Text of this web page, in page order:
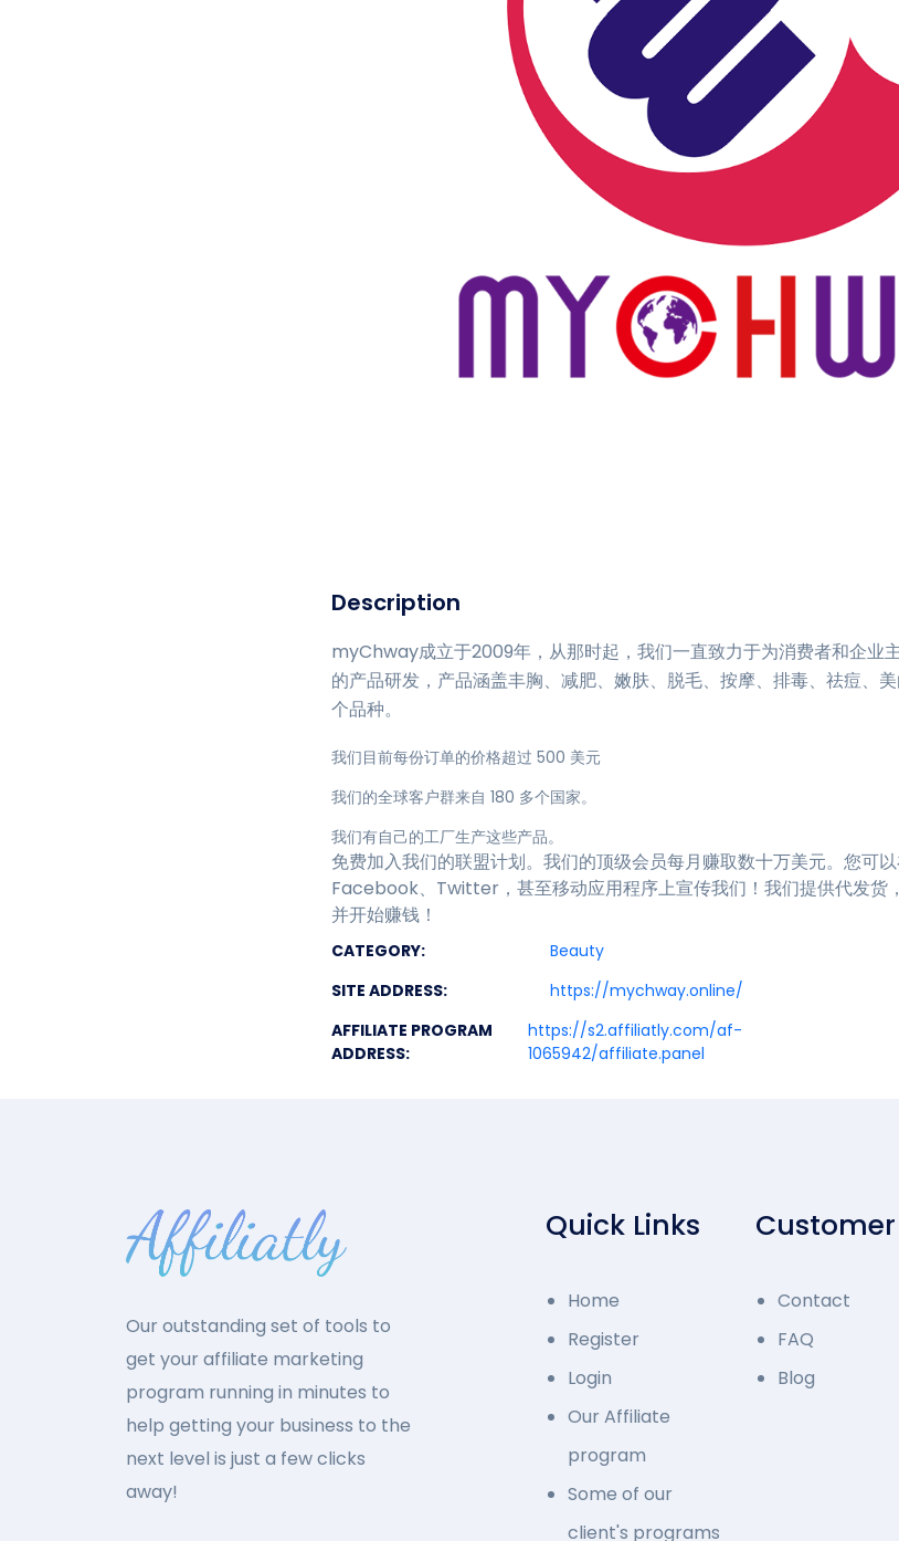
Description
myChway成立于2009年，从那时起，我们一直致力于为消费者和企业
的产品研发，产品涵盖丰胸、减肥、嫩肤、脱毛、按摩、排毒、祛痘、
个品种。
我们目前每份订单的价格超过 500 美元
我们的全球客户群来自 180 多个国家。
我们有自己的工厂生产这些产品。
免费加入我们的联盟计划。我们的顶级会员每月赚取数十万美元。您可以
Facebook、Twitter，甚至移动应用程序上宣传我们！我们提供代发货
并开始赚钱！
CATEGORY:
Beauty
SITE ADDRESS:
https://mychway.online/
AFFILIATE PROGRAM
ADDRESS:
https://s2.affiliatly.com/af-
1065942/affiliate.panel
Our outstanding set of tools to
get your affiliate marketing
program running in minutes to
help getting your business to the
next level is just a few clicks
away!
Quick Links
Home
Register
Login
Our Affiliate
program
Some of our
client's programs
Contact
FAQ
Blog